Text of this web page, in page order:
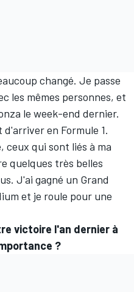
changé. Je passe
les mêmes personnes, et
le week-end dernier.
en Formule 1.
ceux qui sont liés à ma
quelques très belles
J'ai gagné un Grand
et je roule pour une
victoire l'an dernier à
?